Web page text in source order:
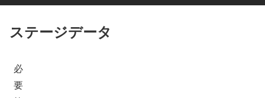
ステージデータ
必
要